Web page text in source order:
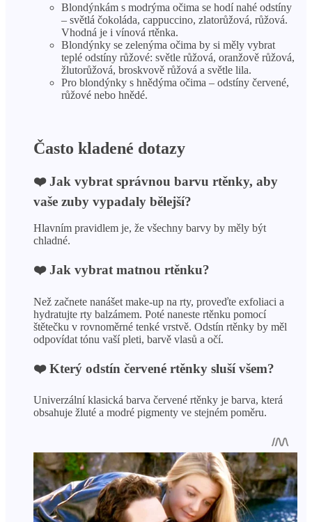
Blondýnkám s modrýma očima se hodí nahé odstíny
– světlá čokoláda, cappuccino, zlatorůžová, růžová.
Vhodná je i vínová rtěnka.
Blondýnky se zelenýma očima by si měly vybrat
teplé odstíny růžové: světle růžová, oranžově růžová,
žlutorůžová, broskvově růžová a světle lila.
Pro blondýnky s hnědýma očima – odstíny červené,
růžové nebo hnědé.
Často kladené dotazy
❤️ Jak vybrat správnou barvu rtěnky, aby
vaše zuby vypadaly bělejší?
Hlavním pravidlem je, že všechny barvy by měly být
chladné.
❤️ Jak vybrat matnou rtěnku?
Než začnete nanášet make-up na rty, proveďte exfoliaci a
hydratujte rty balzámem. Poté naneste rtěnku pomocí
štětečku v rovnoměrné tenké vrstvě. Odstín rtěnky by měl
odpovídat tónu vaší pleti, barvě vlasů a očí.
❤️ Který odstín červené rtěnky sluší všem?
Univerzální klasická barva červené rtěnky je barva, která
obsahuje žluté a modré pigmenty ve stejném poměru.